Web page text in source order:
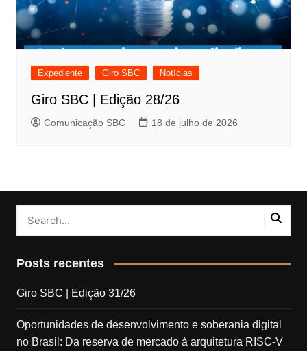
Expediente Giro SBC Notícias
Giro SBC | Edição 28/26
Comunicação SBC 18 de julho de 2026
Posts recentes
Giro SBC | Edição 31/26
Oportunidades de desenvolvimento e soberania digital
no Brasil: Da reserva de mercado à arquitetura RISC-V